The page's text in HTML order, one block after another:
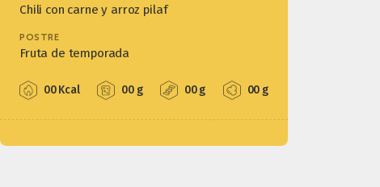
Chili con carne y arroz pilaf
POSTRE
Fruta de temporada
00 Kcal 00 g 00 g 00 g